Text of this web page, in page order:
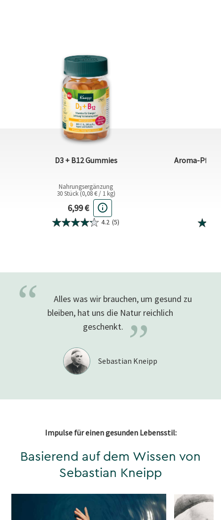
D3 + B12 Gummies
Nahrungsergänzung
30 Stück (0,08 € / 1 kg)
Aktueller Preis
6,99 €
4.2 (5)
Aroma-
“
Alles was wir brauchen, um gesund zu
bleiben, hat uns die Natur reichlich
geschenkt.
”
Sebastian Kneipp
Impulse für einen gesunden Lebensstil:
Basierend auf dem Wissen von
Sebastian Kneipp